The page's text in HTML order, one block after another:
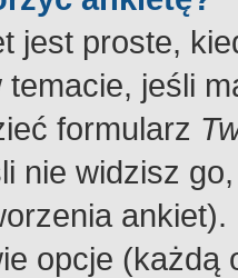
jest proste,
jeśli
formularz
nie widzisz
opcje